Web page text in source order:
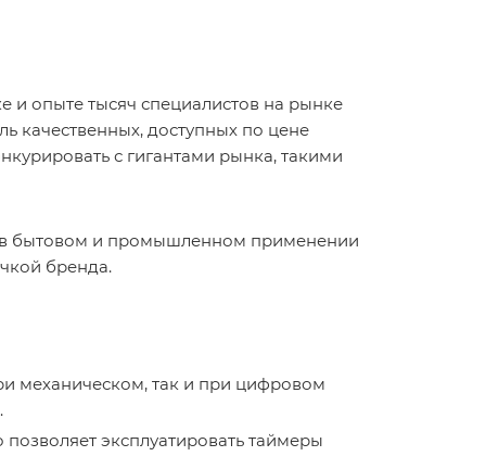
и опыте тысяч специалистов на рынке
качественных, доступных по цене
с гигантами рынка, такими
в бытовом и промышленном применении
бренда.
механическом, так и при цифровом
эксплуатировать таймеры